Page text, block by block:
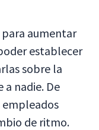
aumentar
establecer
sobre la
a nadie. De
empleados
de ritmo.